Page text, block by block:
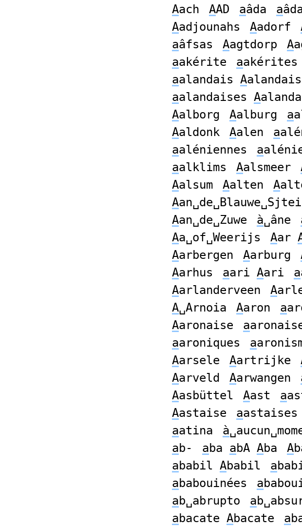
Aach AAD aâda a
Aadjounahs Aadorf
aâfsas Aagtdorp A
aakérite aakérites
aalandais Aalandais
aalandaises A
Aalborg Aalburg a
Aaldonk Aalen a
aaléniennes a
aalklims Aalsmeer
Aalsum Aalten A
A
Aan␣de␣Zuwe à␣âne
Aa␣of␣Weerijs Aar
Aarbergen Aarburg
Aarhus aari Aari a
Aarlanderveen A
A␣Arnoia Aaron a
Aaronaise a
aaroniques a
Aarsele Aartrijke
Aarveld Aarwangen
Aasbüttel Aast a
Aastaise aastaises
aatina à
ab- aba abA Aba A
ababil Ababil a
ababouinées a
ab␣abrupto a
abacate Abacate a